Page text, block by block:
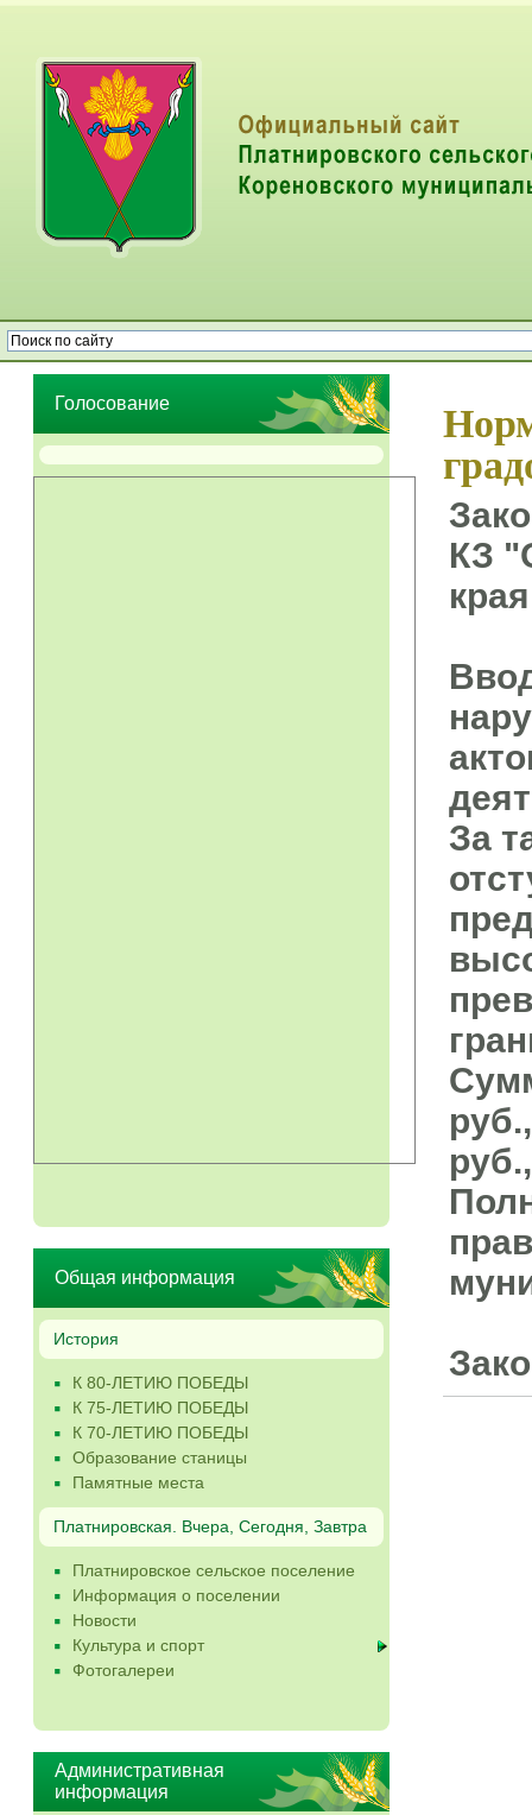
Голосование
Общая информация
История
К 80-ЛЕТИЮ ПОБЕДЫ
К 75-ЛЕТИЮ ПОБЕДЫ
К 70-ЛЕТИЮ ПОБЕДЫ
Образование станицы
Памятные места
Платнировская. Вчера, Сегодня, Завтра
Платнировское сельское поселение
Информация о поселении
Новости
Культура и спорт
Фотогалереи
Административная
информация
КЗ
За